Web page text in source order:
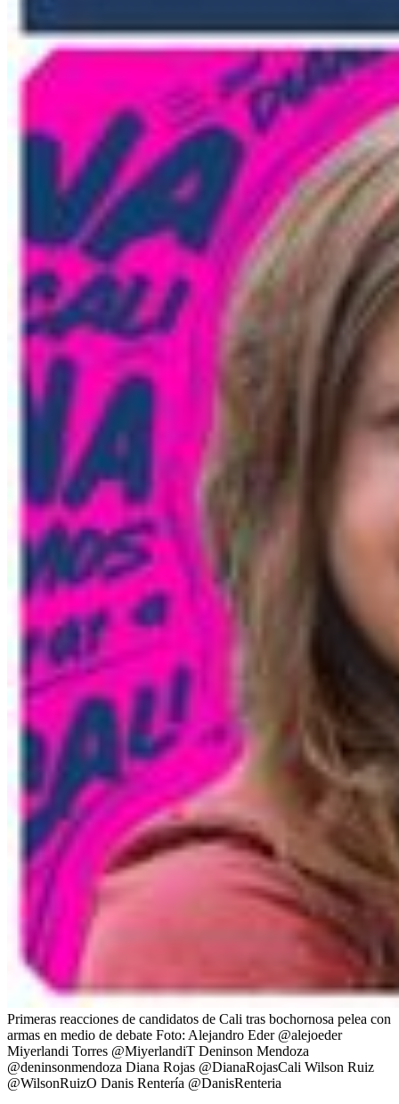
Primeras reacciones de candidatos de Cali tras bochornosa pelea con
armas en medio de debate Foto: Alejandro Eder @alejoeder
Miyerlandi Torres @MiyerlandiT Deninson Mendoza
@deninsonmendoza Diana Rojas @DianaRojasCali Wilson Ruiz
@WilsonRuizO Danis Rentería @DanisRenteria